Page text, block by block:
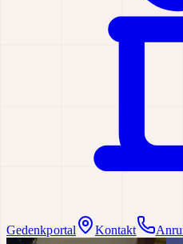
Gedenkportal Kontakt